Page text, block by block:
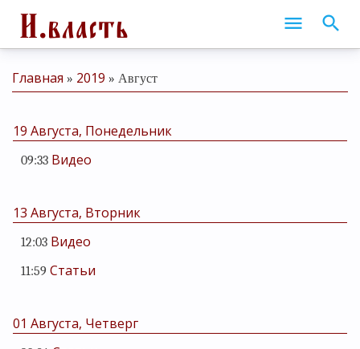
Главная » 2019 » Август
19 Августа, Понедельник
09:33 Видео
13 Августа, Вторник
12:03 Видео
11:59 Статьи
01 Августа, Четверг